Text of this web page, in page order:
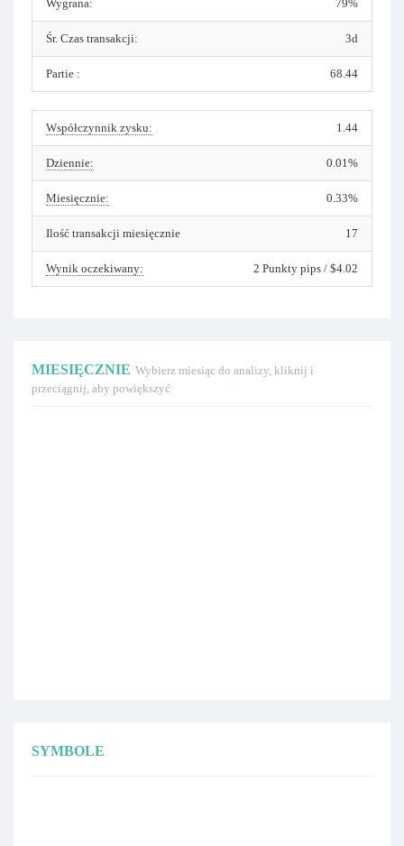
Wygrana: 79%
Śr. Czas transakcji: 3d
Partie : 68.44
Współczynnik zysku: 1.44
Dziennie: 0.01%
Miesięcznie: 0.33%
Ilość transakcji miesięcznie 17
Wynik oczekiwany: 2 Punkty pips / $4.02
MIESIĘCZNIE Wybierz miesiąc do analizy, kliknij i
przeciągnij, aby powiększyć
SYMBOLE